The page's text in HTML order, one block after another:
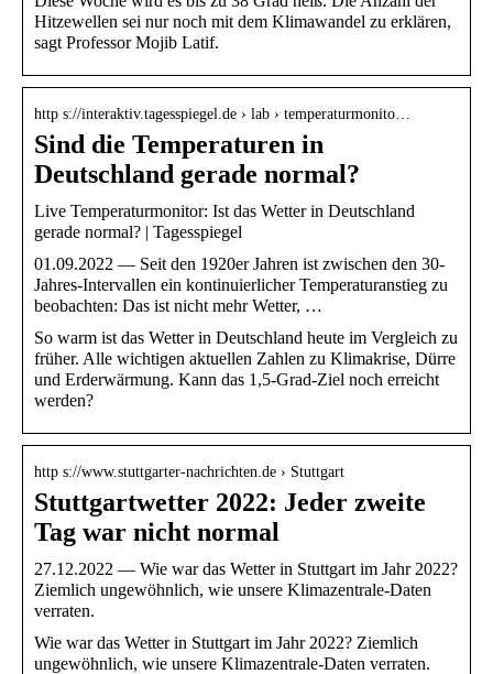
Hitzewellen sei nur noch mit dem Klimawandel zu erklären,
sagt Professor Mojib Latif.
http s://interaktiv.tagesspiegel.de › lab › temperaturmonito…
Sind die Temperaturen in
Deutschland gerade normal?
Live Temperaturmonitor: Ist das Wetter in Deutschland
gerade normal? | Tagesspiegel
01.09.2022 — Seit den 1920er Jahren ist zwischen den 30-
Jahres-Intervallen ein kontinuierlicher Temperaturanstieg zu
beobachten: Das ist nicht mehr Wetter, …
So warm ist das Wetter in Deutschland heute im Vergleich zu
früher. Alle wichtigen aktuellen Zahlen zu Klimakrise, Dürre
und Erderwärmung. Kann das 1,5-Grad-Ziel noch erreicht
werden?
http s://www.stuttgarter-nachrichten.de › Stuttgart
Stuttgartwetter 2022: Jeder zweite
Tag war nicht normal
27.12.2022 — Wie war das Wetter in Stuttgart im Jahr 2022?
Ziemlich ungewöhnlich, wie unsere Klimazentrale-Daten
verraten.
Wie war das Wetter in Stuttgart im Jahr 2022? Ziemlich
ungewöhnlich, wie unsere Klimazentrale-Daten verraten.